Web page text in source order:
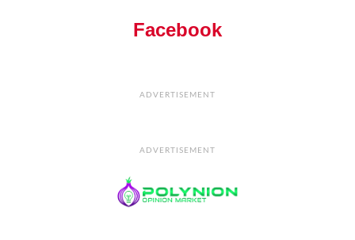
Facebook
ADVERTISEMENT
ADVERTISEMENT